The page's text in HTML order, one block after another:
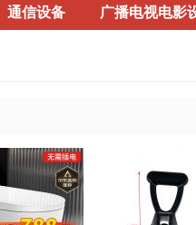
通信设备 广播电视电影